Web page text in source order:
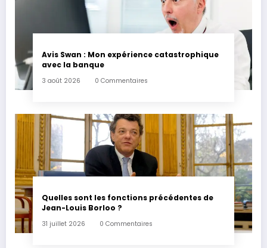
Avis Swan : Mon expérience catastrophique
avec la banque
3 août 2026 0 Commentaires
Quelles sont les fonctions précédentes de
Jean-Louis Borloo ?
31 juillet 2026 0 Commentaires